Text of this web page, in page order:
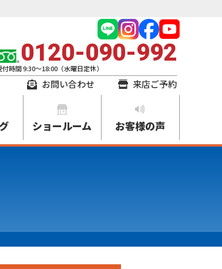
0120-090-992
付時間 9:30～18:00（水曜日定休）
お問い合わせ 来店ご予約
ショールーム お客様の声